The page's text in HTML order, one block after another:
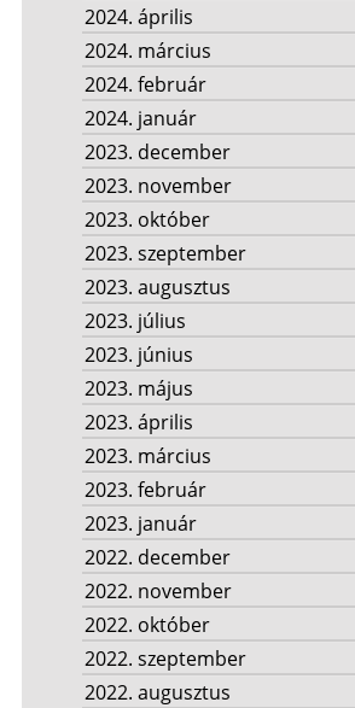
2024. április
2024. március
2024. február
2024. január
2023. december
2023. november
2023. október
2023. szeptember
2023. augusztus
2023. július
2023. június
2023. május
2023. április
2023. március
2023. február
2023. január
2022. december
2022. november
2022. október
2022. szeptember
2022. augusztus